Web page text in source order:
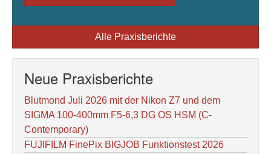
Alle Praxisberichte
Neue Praxisberichte
Blutmond Juli 2026 mit der Nikon Z7 und dem
SIGMA 100-400mm F5-6,3 DG OS HSM (C-
Contemporary)
FUJIFILM FinePix BIGJOB Funktionstest 2026